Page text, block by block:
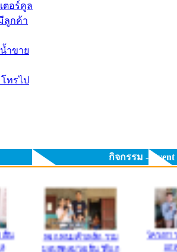
ตอร์คูล
ลูกค้า
ำขาย
ทรไป
กิจกรรม - Event